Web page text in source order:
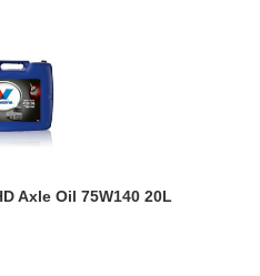
Axle Oil 75W140 20L